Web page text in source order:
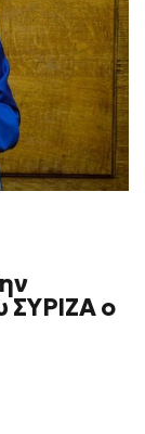
ΣΥΡΙΖΑ ο